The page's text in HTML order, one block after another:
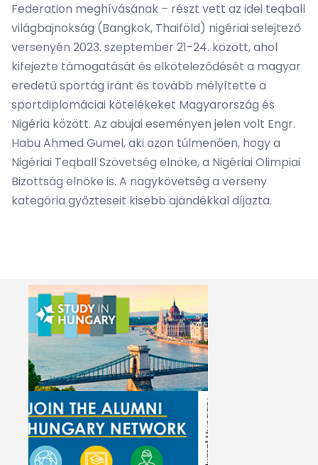
Federation meghívásának – részt vett az idei teqball
világbajnokság (Bangkok, Thaiföld) nigériai selejtező
versenyén 2023. szeptember 21-24. között, ahol
kifejezte támogatását és elköteleződését a magyar
eredetű sportág iránt és tovább mélyítette a
sportdiplomáciai kötelékeket Magyarország és
Nigéria között. Az abujai eseményen jelen volt Engr.
Habu Ahmed Gumel, aki azon túlmenően, hogy a
Nigériai Teqball Szövetség elnöke, a Nigériai Olimpiai
Bizottság elnöke is. A nagykövetség a verseny
kategória győzteseit kisebb ajándékkal díjazta.